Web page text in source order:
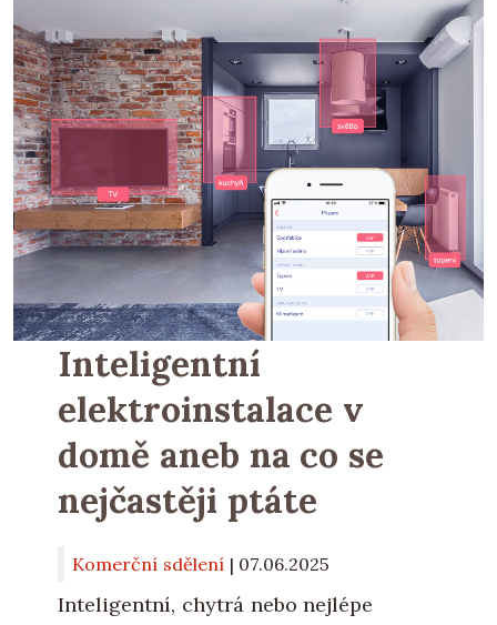
Inteligentní
elektroinstalace v
domě aneb na co se
nejčastěji ptáte
Komerční sdělení | 07.06.2025
Inteligentní, chytrá nebo nejlépe